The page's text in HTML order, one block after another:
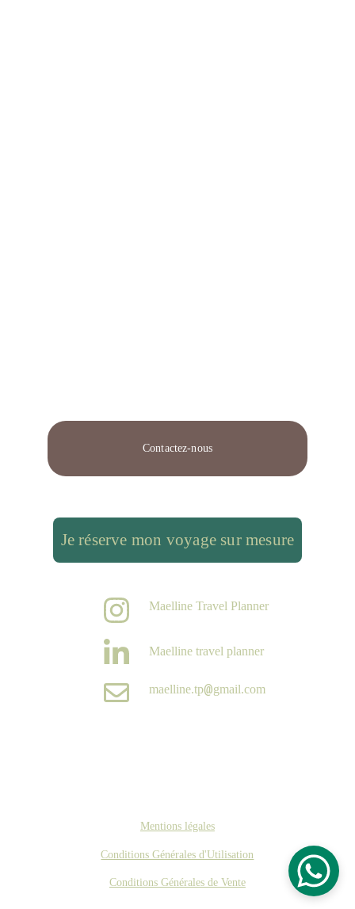
Contactez-nous
maelline.tp@gmail.com
Je réserve mon voyage sur mesure
Maelline Travel Planner
Maelline travel planner
Mentions légales
Conditions Générales d'Utilisation
Conditions Générales de Vente